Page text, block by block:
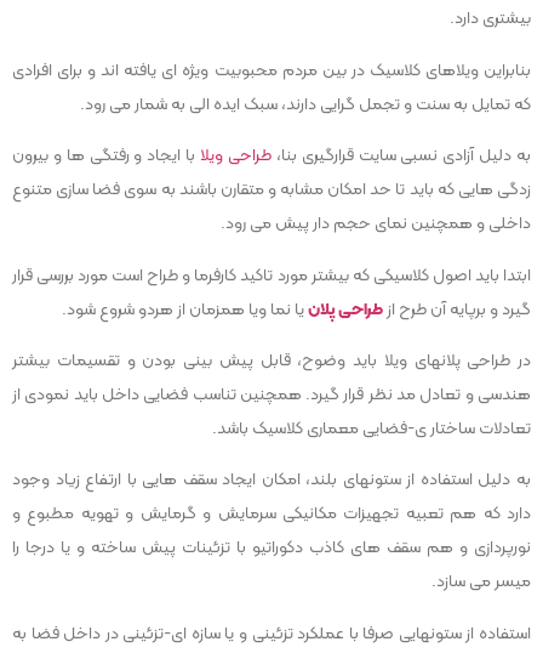
بیشتری دارد.
بنابراین ویلاهای کلاسیک در بین مردم محبوبیت ویژه ای یافته اند و برای افرادی
که تمایل به سنت و تجمل گرایی دارند، سبک ایده الی به شمار می رود.
به دلیل آزادی نسبی سایت قرارگیری بنا،طراحی ویلا با ایجاد و رفتگی ها و بیرون
زدگی هایی که باید تا حد امکان مشابه و متقارن باشند به سوی فضا سازی متنوع
داخلی و همچنین نمای حجم دار پیش می رود.
ابتدا باید اصول کلاسیکی که بیشتر مورد تاکید کارفرما و طراح است مورد بررسی قرار
گیرد و برپایه آن طرح ازطراحی پلانیا نما ویا همزمان از هردو شروع شود.
در طراحی پلانهای ویلا باید وضوح، قابل پیش بینی بودن و تقسیمات بیشتر
هندسی و تعادل مد نظر قرار گیرد. همچنین تناسب فضایی داخل باید نمودی از
تعادلات ساختار ی-فضایی معماری کلاسیک باشد.
به دلیل استفاده از ستونهای بلند، امکان ایجاد سقف هایی با ارتفاع زیاد وجود
دارد که هم تعبیه تجهیزات مکانیکی سرمایش و گرمایش و تهویه مطبوع و
نورپردازی و هم سقف های کاذب دکوراتیو با تزئینات پیش ساخته و یا درجا را
میسر می سازد.
استفاده از ستونهایی صرفا با عملکرد تزئینی و یا سازه ای-تزئینی در داخل فضا به